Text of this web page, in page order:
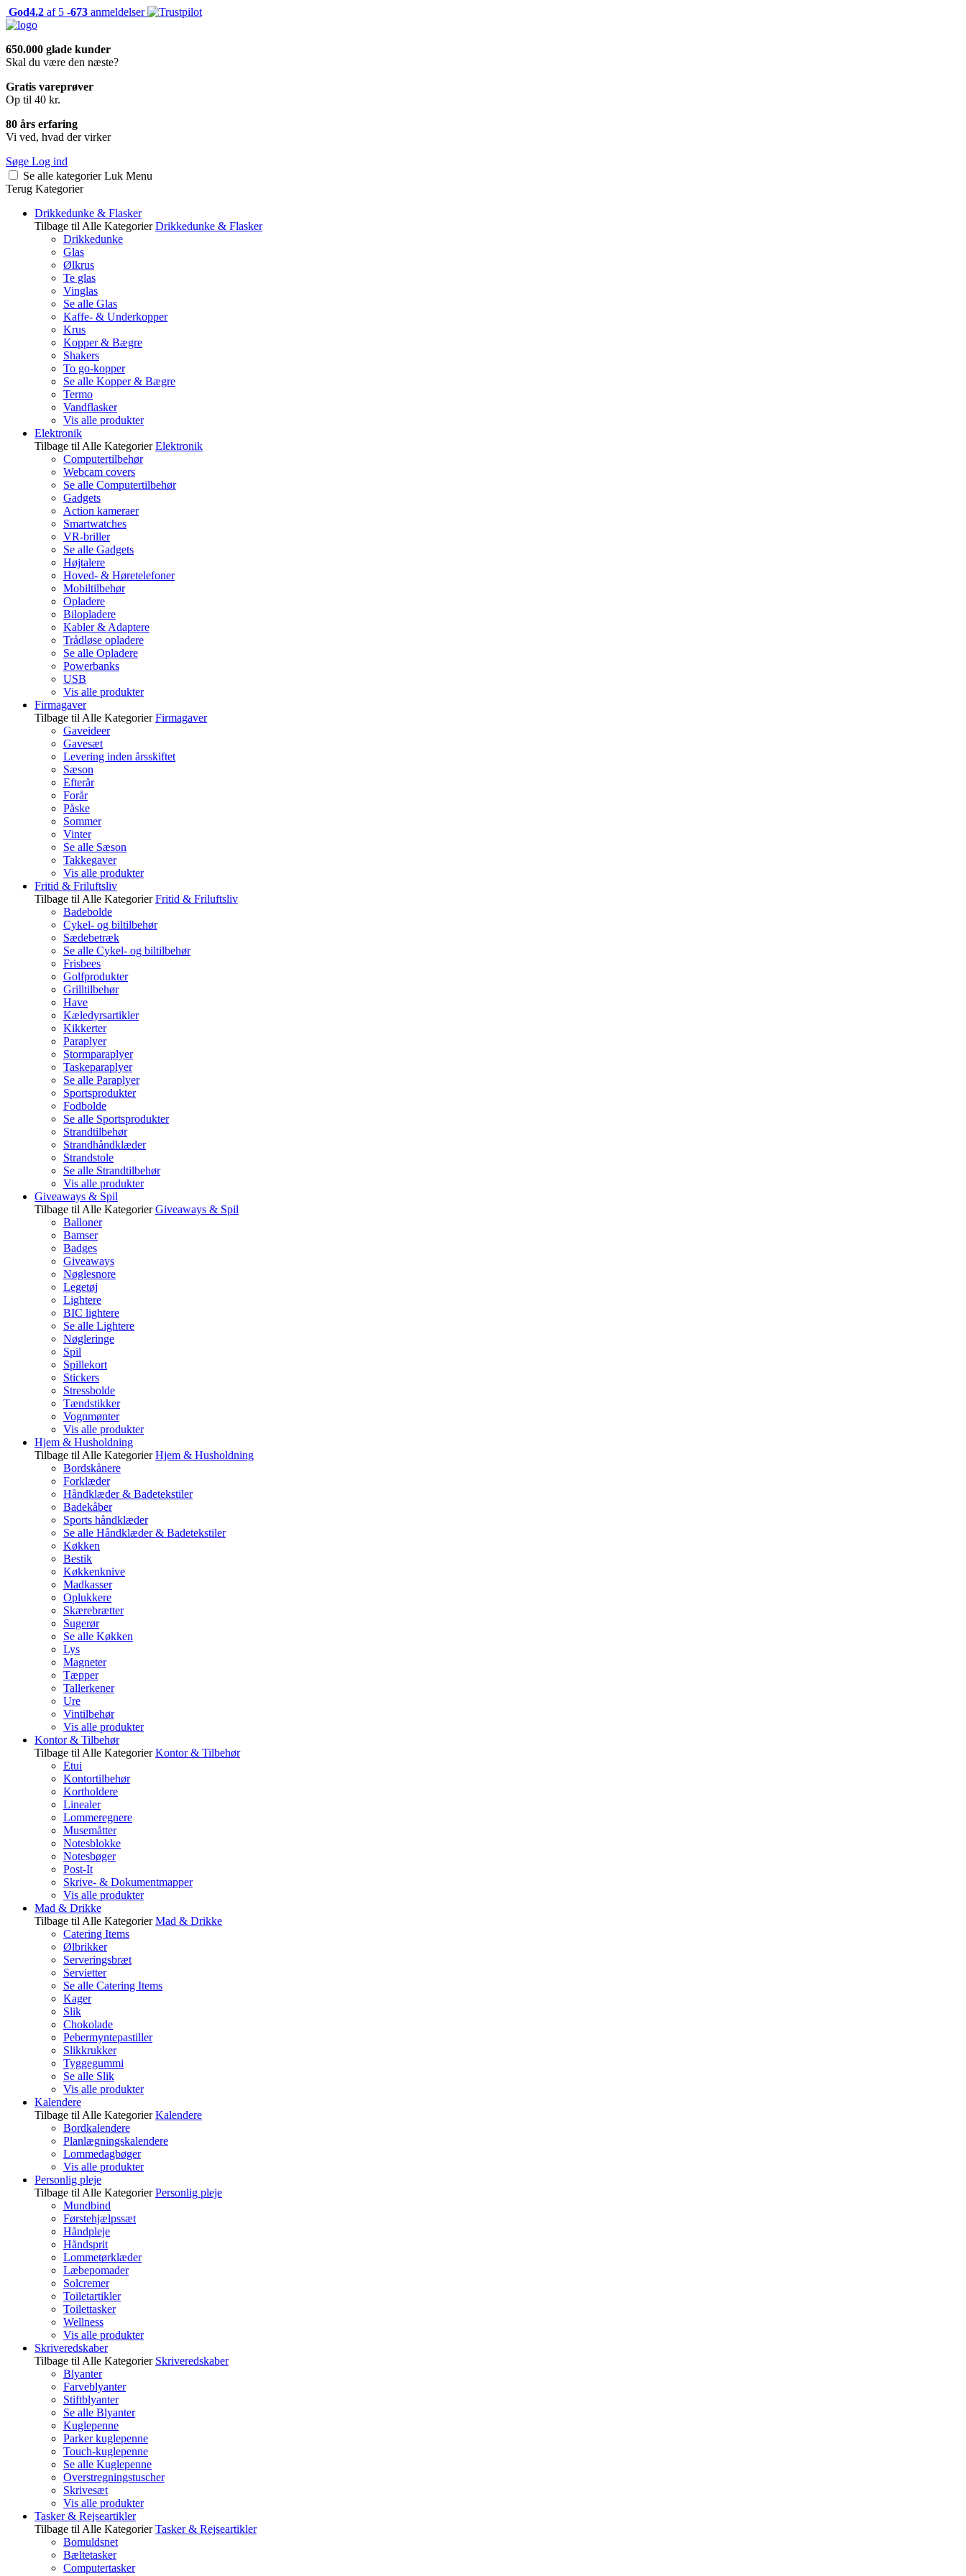
God4.2 af 5 -673 anmeldelser
650.000 glade kunder
Skal du være den næste?
Gratis vareprøver
Op til 40 kr.
80 års erfaring
Vi ved, hvad der virker
Søge Log ind
Se alle kategorier Luk Menu
Terug Kategorier
Drikkedunke & Flasker
Tilbage til Alle Kategorier Drikkedunke & Flasker
Drikkedunke
Glas
Ølkrus
Te glas
Vinglas
Se alle Glas
Kaffe- & Underkopper
Krus
Kopper & Bægre
Shakers
To go-kopper
Se alle Kopper & Bægre
Termo
Vandflasker
Vis alle produkter
Elektronik
Tilbage til Alle Kategorier Elektronik
Computertilbehør
Webcam covers
Se alle Computertilbehør
Gadgets
Action kameraer
Smartwatches
VR-briller
Se alle Gadgets
Højtalere
Hoved- & Høretelefoner
Mobiltilbehør
Opladere
Bilopladere
Kabler & Adaptere
Trådløse opladere
Se alle Opladere
Powerbanks
USB
Vis alle produkter
Firmagaver
Tilbage til Alle Kategorier Firmagaver
Gaveideer
Gavesæt
Levering inden årsskiftet
Sæson
Efterår
Forår
Påske
Sommer
Vinter
Se alle Sæson
Takkegaver
Vis alle produkter
Fritid & Friluftsliv
Tilbage til Alle Kategorier Fritid & Friluftsliv
Badebolde
Cykel- og biltilbehør
Sædebetræk
Se alle Cykel- og biltilbehør
Frisbees
Golfprodukter
Grilltilbehør
Have
Kæledyrsartikler
Kikkerter
Paraplyer
Stormparaplyer
Taskeparaplyer
Se alle Paraplyer
Sportsprodukter
Fodbolde
Se alle Sportsprodukter
Strandtilbehør
Strandhåndklæder
Strandstole
Se alle Strandtilbehør
Vis alle produkter
Giveaways & Spil
Tilbage til Alle Kategorier Giveaways & Spil
Balloner
Bamser
Badges
Giveaways
Nøglesnore
Legetøj
Lightere
BIC lightere
Se alle Lightere
Nøgleringe
Spil
Spillekort
Stickers
Stressbolde
Tændstikker
Vognmønter
Vis alle produkter
Hjem & Husholdning
Tilbage til Alle Kategorier Hjem & Husholdning
Bordskånere
Forklæder
Håndklæder & Badetekstiler
Badekåber
Sports håndklæder
Se alle Håndklæder & Badetekstiler
Køkken
Bestik
Køkkenknive
Madkasser
Oplukkere
Skærebrætter
Sugerør
Se alle Køkken
Lys
Magneter
Tæpper
Tallerkener
Ure
Vintilbehør
Vis alle produkter
Kontor & Tilbehør
Tilbage til Alle Kategorier Kontor & Tilbehør
Etui
Kontortilbehør
Kortholdere
Linealer
Lommeregnere
Musemåtter
Notesblokke
Notesbøger
Post-It
Skrive- & Dokumentmapper
Vis alle produkter
Mad & Drikke
Tilbage til Alle Kategorier Mad & Drikke
Catering Items
Ølbrikker
Serveringsbræt
Servietter
Se alle Catering Items
Kager
Slik
Chokolade
Pebermyntepastiller
Slikkrukker
Tyggegummi
Se alle Slik
Vis alle produkter
Kalendere
Tilbage til Alle Kategorier Kalendere
Bordkalendere
Planlægningskalendere
Lommedagbøger
Vis alle produkter
Personlig pleje
Tilbage til Alle Kategorier Personlig pleje
Mundbind
Førstehjælpssæt
Håndpleje
Håndsprit
Lommetørklæder
Læbepomader
Solcremer
Toiletartikler
Toilettasker
Wellness
Vis alle produkter
Skriveredskaber
Tilbage til Alle Kategorier Skriveredskaber
Blyanter
Farveblyanter
Stiftblyanter
Se alle Blyanter
Kuglepenne
Parker kuglepenne
Touch-kuglepenne
Se alle Kuglepenne
Overstregningstuscher
Skrivesæt
Vis alle produkter
Tasker & Rejseartikler
Tilbage til Alle Kategorier Tasker & Rejseartikler
Bomuldsnet
Bæltetasker
Computertasker